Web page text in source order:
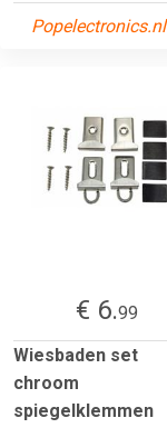
Popelectronics.nl
€ 6.99
Wiesbaden set
chroom
spiegelklemmen